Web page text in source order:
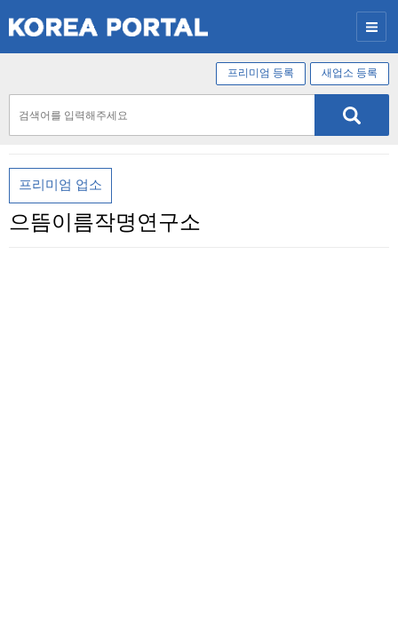
새업소 등록
프리미엄 등록
프리미엄 업소
으뜸이름작명연구소